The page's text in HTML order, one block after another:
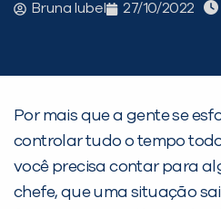
Bruna Iubel 27/10/2022
Por mais que a gente se
controlar tudo o tempo
você precisa contar para
chefe, que uma situação